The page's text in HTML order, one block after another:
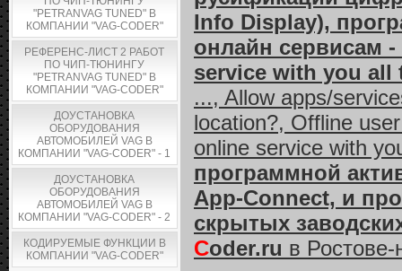
"PETRANVAG TUNED" В
КОМПАНИИ "VAG-CODER"
РЕФЕРЕНС-ЛИСТ 2 РАБОТ
ПО ЧИП-ТЮНИНГУ
"PETRANVAG TUNED" В
КОМПАНИИ "VAG-CODER"
ДОУСТАНОВКА
ОБОРУДОВАНИЯ
АВТОМОБИЛЕЙ VAG В
КОМПАНИИ "VAG-CODER" - 1
ДОУСТАНОВКА
ОБОРУДОВАНИЯ
АВТОМОБИЛЕЙ VAG В
КОМПАНИИ "VAG-CODER" - 2
КОДИРУЕМЫЕ ФУНКЦИИ В
КОМПАНИИ "VAG-CODER"
Info Displаy),
онлайн сервисам -
service with you all
..., Allow apps/
location?, Offline
online service with
программной
App-Connect, и
скрытых
Coder.ru в Ростове-